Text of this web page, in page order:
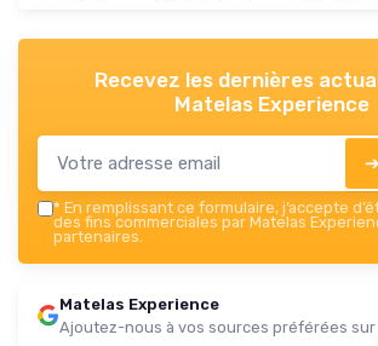
Recevez les dernières
Matelas Experience
* En remplissant ce formulaire, j’accepte
des fins commerciales par Matelas
partenaires.
Matelas Experience
Ajoutez-nous à vos sources préférées sur